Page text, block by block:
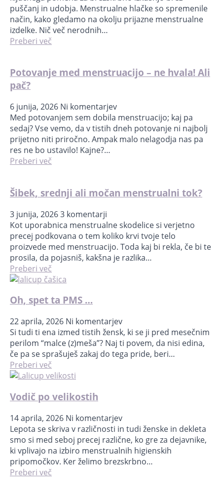
puščanj in udobja. Menstrualne hlačke so spremenile
način, kako gledamo na okolju prijazne menstrualne
izdelke. Nič več nerodnih…
Preberi več
Potovanje med menstruacijo – ne hvala! Ali
pač?
6 junija, 2026 Ni komentarjev
Med potovanjem sem dobila menstruacijo; kaj pa
sedaj? Vse vemo, da v tistih dneh potovanje ni najbolj
prijetno niti priročno. Ampak malo nelagodja nas pa
res ne bo ustavilo! Kajne?…
Preberi več
Šibek, srednji ali močan menstrualni tok?
3 junija, 20263 komentarji
Kot uporabnica menstrualne skodelice si verjetno
precej podkovana o tem koliko krvi tvoje telo
proizvede med menstruacijo. Toda kaj bi rekla, če bi te
prosila, da pojasniš, kakšna je razlika…
Preberi več
Oh, spet ta PMS …
22 aprila, 2026 Ni komentarjev
Si tudi ti ena izmed tistih žensk, ki se ji pred mesečnim
perilom “malce (z)meša”? Naj ti povem, da nisi edina,
če pa se sprašuješ zakaj do tega pride, beri…
Preberi več
Vodič po velikostih
14 aprila, 2026 Ni komentarjev
Lepota se skriva v različnosti in tudi ženske in dekleta
smo si med seboj precej različne, ko gre za dejavnike,
ki vplivajo na izbiro menstrualnih higienskih
pripomočkov. Ker želimo brezskrbno…
Preberi več